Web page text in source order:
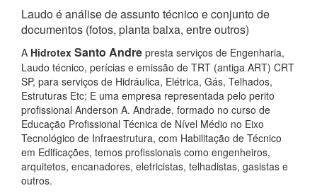
Laudo é análise de assunto técnico e conjunto de
documentos (fotos, planta baixa, entre outros)
A Hidrotex Santo Andre presta serviços de Engenharia,
Laudo técnico, perícias e emissão de TRT (antiga ART) CRT
SP, para serviços de Hidráulica, Elétrica, Gás, Telhados,
Estruturas Etc; E uma empresa representada pelo perito
profissional Anderson A. Andrade, formado no curso de
Educação Profissional Técnica de Nível Médio no Eixo
Tecnológico de Infraestrutura, com Habilitação de Técnico
em Edificações, temos profissionais como engenheiros,
arquitetos, encanadores, eletricistas, telhadistas, gasistas e
outros.